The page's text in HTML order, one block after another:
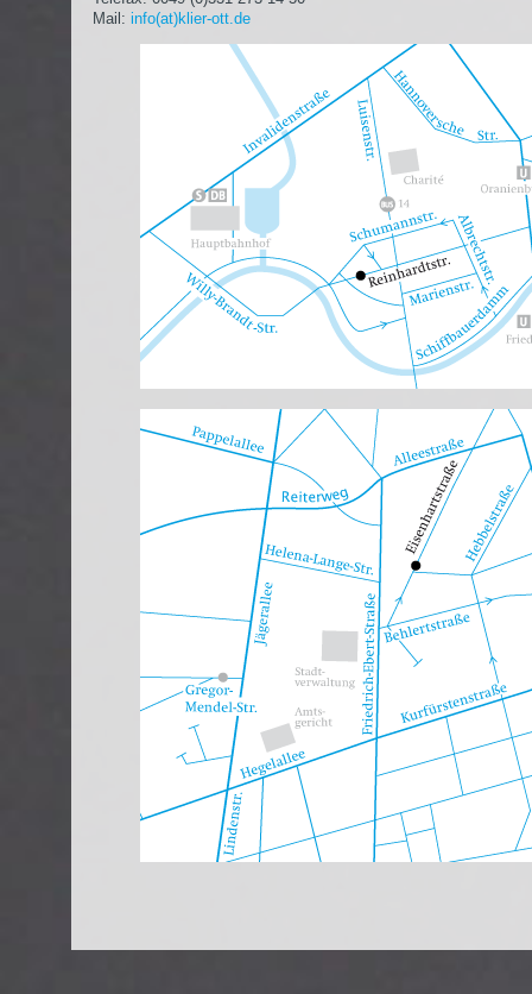
Mail: info(at)klier-ott.de